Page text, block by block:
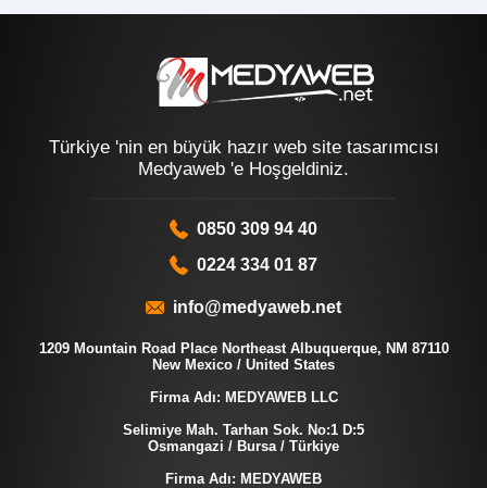
Türkiye 'nin en büyük hazır web site tasarımcısı
Medyaweb 'e Hoşgeldiniz.
0850 309 94 40
0224 334 01 87
info@medyaweb.net
1209 Mountain Road Place Northeast Albuquerque, NM 87110
New Mexico / United States
Firma Adı: MEDYAWEB LLC
Selimiye Mah. Tarhan Sok. No:1 D:5
Osmangazi / Bursa / Türkiye
Firma Adı: MEDYAWEB